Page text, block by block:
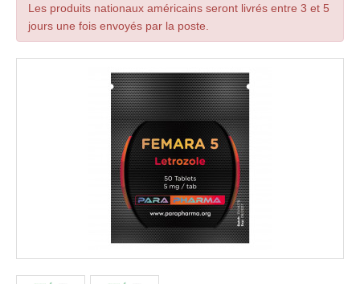
Les produits nationaux américains seront livrés entre 3 et 5
jours une fois envoyés par la poste.